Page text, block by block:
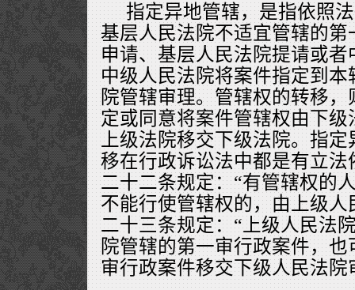
指定异地管辖，是指依照
基层人民法院不适宜管辖的
申请、基层人民法院提请或
中级人民法院将案件指定到
院管辖审理。管辖权的转移
定或同意将案件管辖权由下
上级法院移交下级法院。指
移在行政诉讼法中都是有立
二十二条规定：“有管辖权的
不能行使管辖权的，由上级人
二十三条规定：“上级人民法
院管辖的第一审行政案件，
审行政案件移交下级人民法院